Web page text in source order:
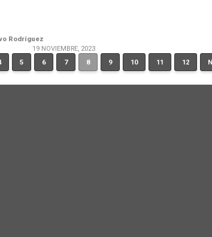
Rodríguez
19 NOVIEMBRE, 2023
5 6 7 8 9 10 11 12